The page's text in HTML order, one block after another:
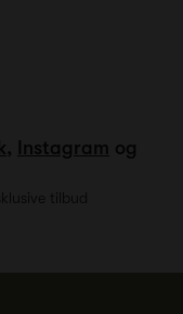
, Instagram og
tilbud